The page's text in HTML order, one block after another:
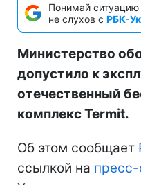
Понимай ситуацию
не слухов с РБК-
Министерство
допустило к
отечественный
комплекс Termit.
Об этом сообщает
ссылкой на